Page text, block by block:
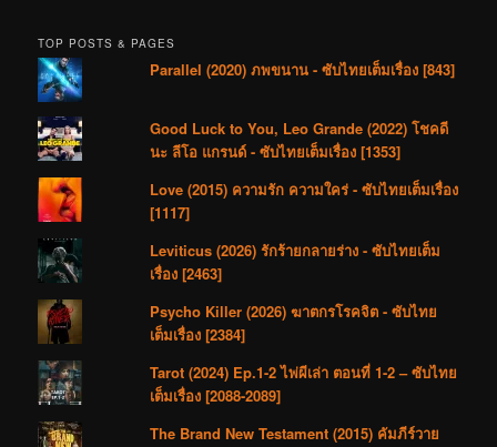
TOP POSTS & PAGES
Parallel (2020) ภพขนาน - ซับไทยเต็มเรื่อง [843]
Good Luck to You, Leo Grande (2022) โชคดี
นะ ลีโอ แกรนด์ - ซับไทยเต็มเรื่อง [1353]
Love (2015) ความรัก ความใคร่ - ซับไทยเต็มเรื่อง
[1117]
Leviticus (2026) รักร้ายกลายร่าง - ซับไทยเต็ม
เรื่อง [2463]
Psycho Killer (2026) ฆาตกรโรคจิต - ซับไทย
เต็มเรื่อง [2384]
Tarot (2024) Ep.1-2 ไพ่ผีเล่า ตอนที่ 1-2 – ซับไทย
เต็มเรื่อง [2088-2089]
The Brand New Testament (2015) คัมภีร์วาย